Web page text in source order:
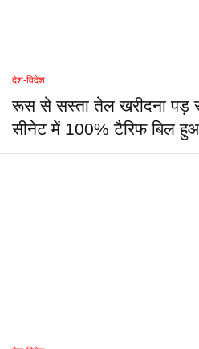
देश-विदेश
रूस से सस्ता तेल खरीदना पड़
सीनेट में 100% टैरिफ बिल